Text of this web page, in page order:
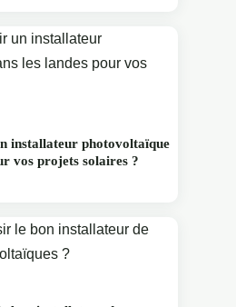
installateur photovoltaïque
vos projets solaires ?